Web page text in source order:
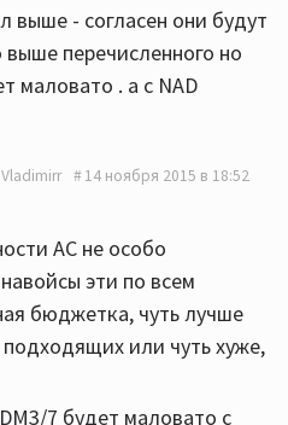
выше - согласен они будут
выше перечисленного но
маловато . а c NAD
14 ноября 2015 в 18:52
АС не особо
эти по всем
бюджетка, чуть лучше
или чуть хуже,
7 будет маловато с